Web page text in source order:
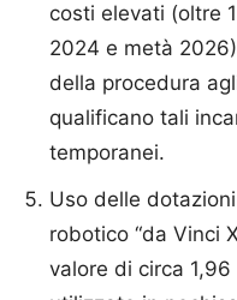
costi elevati (oltre
2024 e metà
della procedura
qualificano tali
temporanei.
Uso delle
robotico “da Vinci
valore di circa